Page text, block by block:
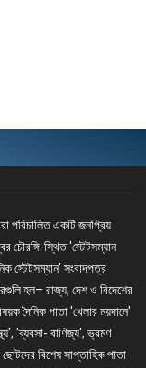
পরিচালিত একটি জনপ্রিয়
চৌরঙ্গি-স্থিত 'স্টেটসম্যান
স্টেটসম্যান' সংবাদপত্র
হল– রাজ্য, দেশ ও বিদেশের
দৈনিক পাতা 'খেলার ময়দানে'
'ব্যবসা- বাণিজ্য', ভ্রমণ
বিশেষ সাপ্তাহিক পাতা